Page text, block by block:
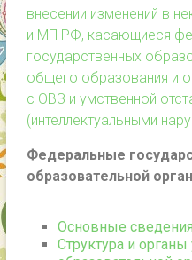
внесении изменений в
и МП РФ, касающиеся
государственных
общего образования и
с ОВЗ и умственной
(интеллектуальными
Федеральные
образовательной
Основные сведения
Структура и